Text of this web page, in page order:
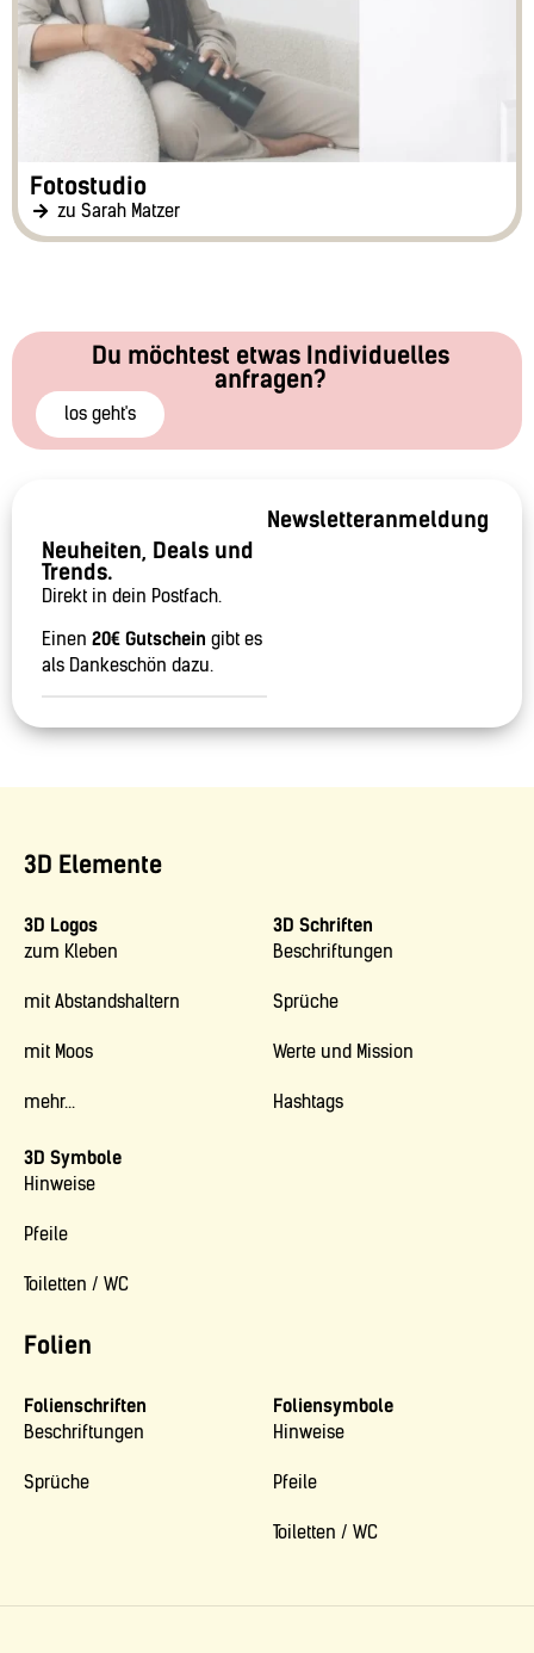
Fotostudio
zu Sarah Matzer
Du möchtest etwas Individuelles
anfragen?
los geht's
Neuheiten, Deals und
Trends.
Direkt in dein Postfach.
Einen 20€ Gutschein gibt es
als Dankeschön dazu.
Newsletteranmeldung
3D Elemente
Folien
3D Logos
zum Kleben
mit Abstandshaltern
mit Moos
mehr...
3D Schriften
Beschriftungen
Sprüche
Werte und Mission
Hashtags
3D Symbole
Hinweise
Pfeile
Toiletten / WC
Folienschriften
Beschriftungen
Sprüche
Foliensymbole
Hinweise
Pfeile
Toiletten / WC